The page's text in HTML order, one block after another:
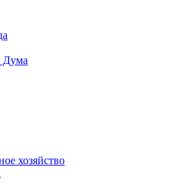
Дума
хозяйство